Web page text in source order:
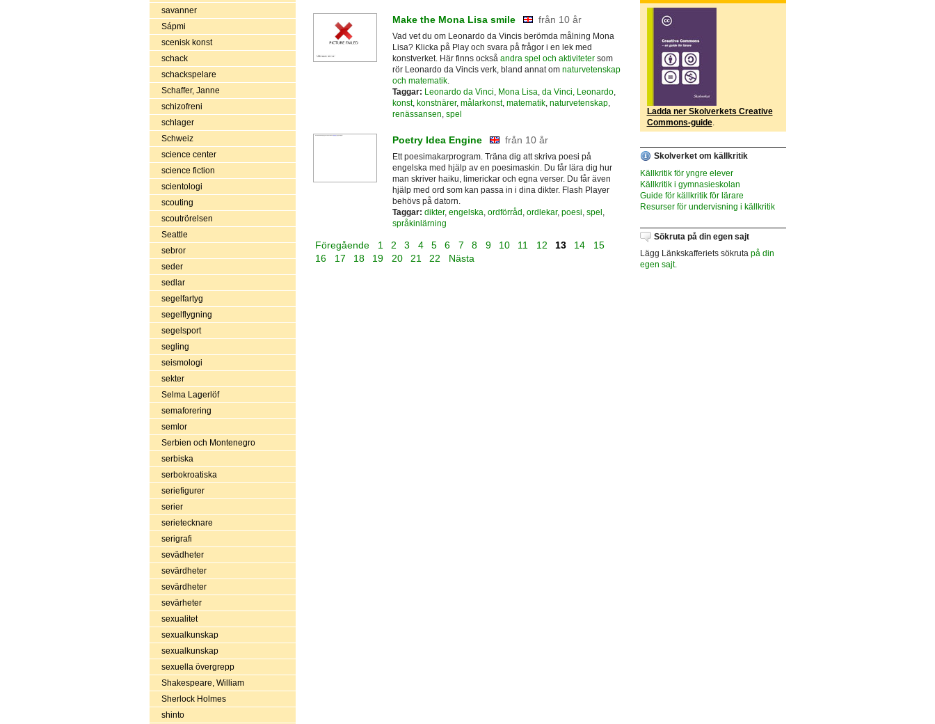
savanner
Sápmi
scenisk konst
schack
schackspelare
Schaffer, Janne
schizofreni
schlager
Schweiz
science center
science fiction
scientologi
scouting
scoutrörelsen
Seattle
sebror
seder
sedlar
segelfartyg
segelflygning
segelsport
segling
seismologi
sekter
Selma Lagerlöf
semaforering
semlor
Serbien och Montenegro
serbiska
serbokroatiska
seriefigurer
serier
serietecknare
serigrafi
sevädheter
sevärdheter
sevärdheter
sevärheter
sexualitet
sexualkunskap
sexualkunskap
sexuella övergrepp
Shakespeare, William
Sherlock Holmes
shinto
Make the Mona Lisa smile från 10 år
Vad vet du om Leonardo da Vincis berömda målning Mona
Lisa? Klicka på Play och svara på frågor i en lek med
konstverket. Här finns också andra spel och aktivitetersom
rör Leonardo da Vincis verk, bland annat om naturvetenskap
och matematik.
Taggar: Leonardo da Vinci, Mona Lisa, da Vinci, Leonardo,
konst, konstnärer, målarkonst, matematik, naturvetenskap,
renässansen, spel
Poetry Idea Engine från 10 år
Ett poesimakarprogram. Träna dig att skriva poesi på
engelska med hjälp av en poesimaskin. Du får lära dig hur
man skriver haiku, limerickar och egna verser. Du får även
hjälp med ord som kan passa in i dina dikter. Flash Player
behövs på datorn.
Taggar: dikter, engelska ordförråd ordlekar, poesi spel
språkinlärning
Föregående 1 2 3 4 5 6 7 8 9 10 11 12 13 14
15
16
17 18 19 20 21 22 Nästa
Ladda ner Skolverkets Creative
Commons-guide.
Skolverket om källkritik
Källkritik för yngre elever
Källkritik i gymnasieskolan
Guide för källkritik för lärare
Resurser för undervisning i källkritik
Sökruta på din egen sajt
Lägg Länkskafferiets sökruta på din
egen sajt.